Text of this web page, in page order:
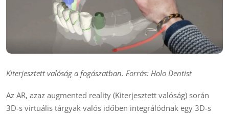
Kiterjesztett valóság a fogászatban. Forrás: Holo Dentist
Az AR, azaz augmented reality (Kiterjesztett valóság) során
3D-s virtuális tárgyak valós időben integrálódnak egy 3D-s